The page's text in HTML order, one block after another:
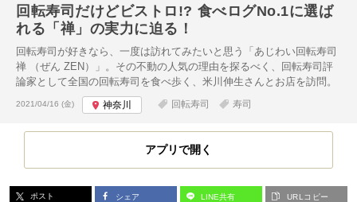
回転寿司だけどビストロ!? 食べログNo.1に選ば
れる「禅」の実力に迫る！
回転寿司が好きなら、一度は訪れてみたいと思う「あじわい回転寿司
禅 （ぜん ZEN）」。その不動の人気の理由を探るべく、回転寿司評
論家として全国の回転寿司を食べ歩く、米川伸生さんとお店を訪問。
投稿日:
2021/04/16 (金) 神奈川 回転寿司 寿司
アプリで開く
ポスト シェア LINE共有 URLコピー